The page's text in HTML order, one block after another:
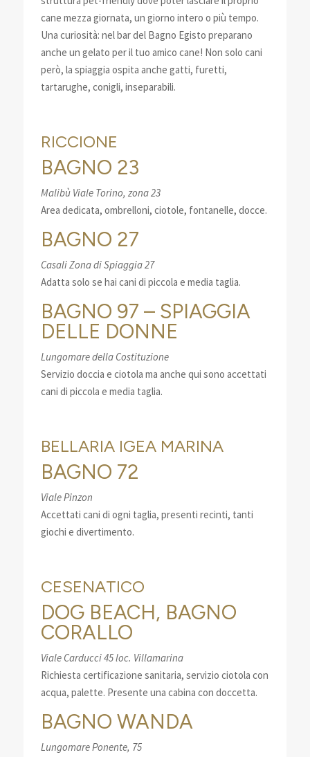
cane mezza giornata, un giorno intero o più tempo.
Una curiosità: nel bar del Bagno Egisto preparano
anche un gelato per il tuo amico cane! Non solo cani
però, la spiaggia ospita anche gatti, furetti,
tartarughe, conigli, inseparabili.
RICCIONE
BAGNO 23
Malibù Viale Torino, zona 23
Area dedicata, ombrelloni, ciotole, fontanelle, docce.
BAGNO 27
Casali Zona di Spiaggia 27
Adatta solo se hai cani di piccola e media taglia.
BAGNO 97 – SPIAGGIA
DELLE DONNE
Lungomare della Costituzione
Servizio doccia e ciotola ma anche qui sono accettati
cani di piccola e media taglia.
BELLARIA IGEA MARINA
BAGNO 72
Viale Pinzon
Accettati cani di ogni taglia, presenti recinti, tanti
giochi e divertimento.
CESENATICO
DOG BEACH, BAGNO
CORALLO
Viale Carducci 45 loc. Villamarina
Richiesta certificazione sanitaria, servizio ciotola con
acqua, palette. Presente una cabina con doccetta.
BAGNO WANDA
Lungomare Ponente, 75